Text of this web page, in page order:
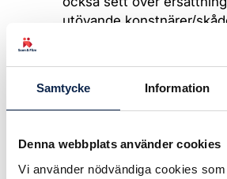
Samtycke Information
Denna webbplats använder cookies
Vi använder nödvändiga cookies
utövande konstnärer/
bibliotek.
även inläsare av litterära
(kommersiella)